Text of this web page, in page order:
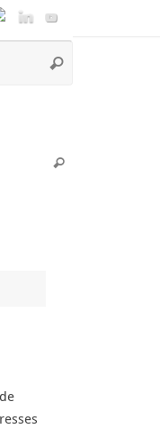
Rechercher
Rechercher